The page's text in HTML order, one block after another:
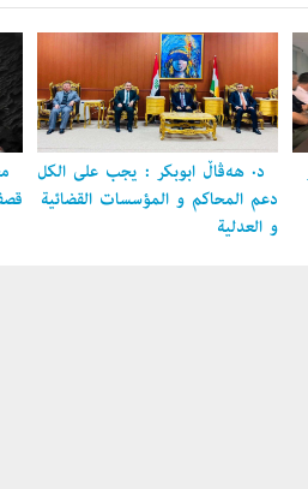
د. هەڤاڵ أبوبكر : يجب على الكل
دعم المحاكم و المؤسسات القضائية
و العدلية